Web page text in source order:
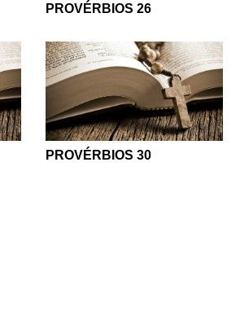
PROVÉRBIOS 26
PROVÉRBIOS 30